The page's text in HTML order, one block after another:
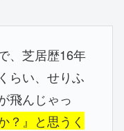
、芝居歴16年
らい、せりふ
飛んじゃっ
？』と思うく